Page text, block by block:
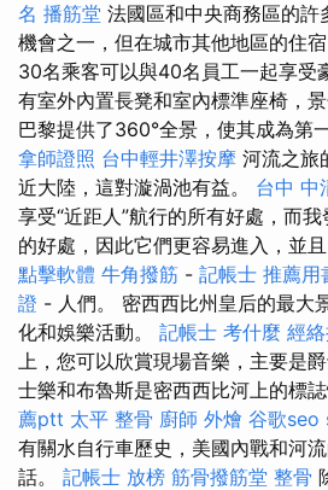
名 播筋堂 法國區和中央商務區的許
機會之一，但在城市其他地區的住宿
30名乘客可以與40名員工一起享受
有室外內置長凳和室內標準座椅，
巴黎提供了360°全景，使其成為第
拿師證照 台中輕井澤按摩 河流之旅
近大陸，這對漩渦池有益。 台中 中
享受“近距人”航行的所有好處，而
的好處，因此它們更容易進入，並且
點擊軟體 牛角撥筋 - 記帳士 推薦用
證 - 人們。 密西西比州皇后的最大
化和娛樂活動。 記帳士 考什麼 經
上，您可以欣賞現場音樂，主要是
士樂和布魯斯是密西西比河上的標誌
薦ptt 太平 整骨 廚師 外燴 谷歌seo
有關水自行車歷史，美國內戰和河
話。 記帳士 放榜 筋骨撥筋堂 整骨